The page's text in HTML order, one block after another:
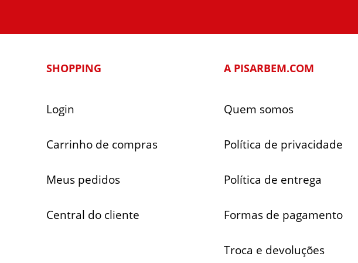
SHOPPING
Login
Carrinho de compras
Meus pedidos
Central do cliente
A PISARBEM.COM
Quem somos
Política de privacidade
Política de entrega
Formas de pagamento
Troca e devoluções